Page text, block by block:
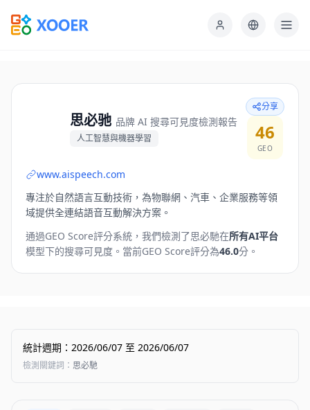
思必驰 品牌 AI 搜尋可見度檢測報告
人工智慧與機器學習
分享
46
GEO
www.aispeech.com
專注於自然語言互動技術，為物聯網、汽車、企業服務等領
域提供全連結語音互動解決方案。
通過GEO Score評分系統，我們檢測了思必馳在所有AI平台
模型下的搜尋可見度。 當前GEO Score評分為46.0分。
統計週期 ： 2026/06/07 至 2026/06/07
檢測關鍵詞 ： 思必馳